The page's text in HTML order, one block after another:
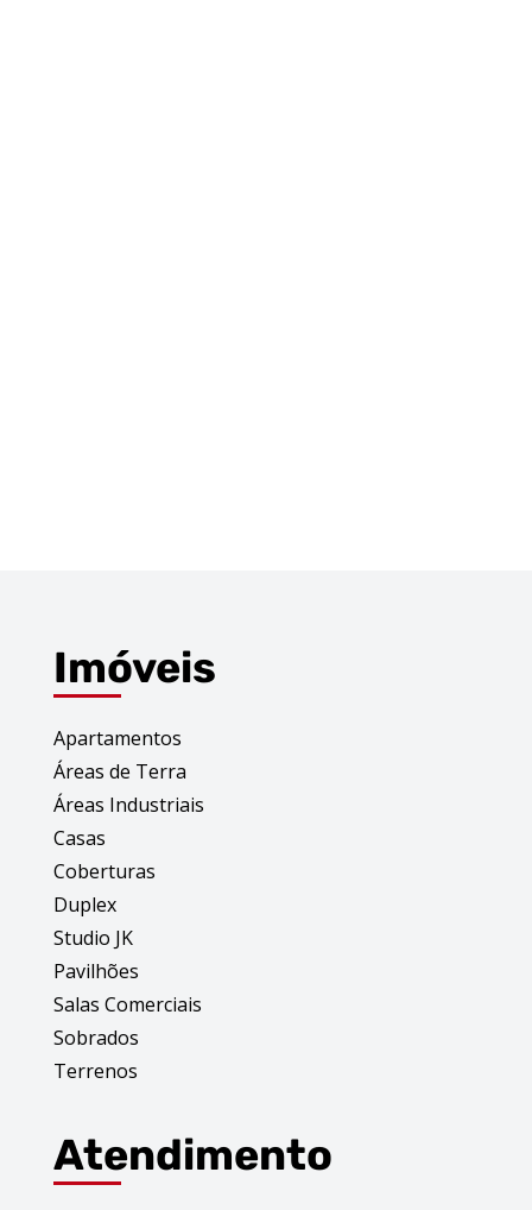
Imóveis
Apartamentos
Áreas de Terra
Áreas Industriais
Casas
Coberturas
Duplex
Studio JK
Pavilhões
Salas Comerciais
Sobrados
Terrenos
Atendimento